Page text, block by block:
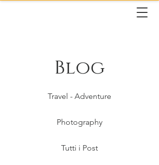
Blog
Travel - Adventure
Photography
Tutti i Post